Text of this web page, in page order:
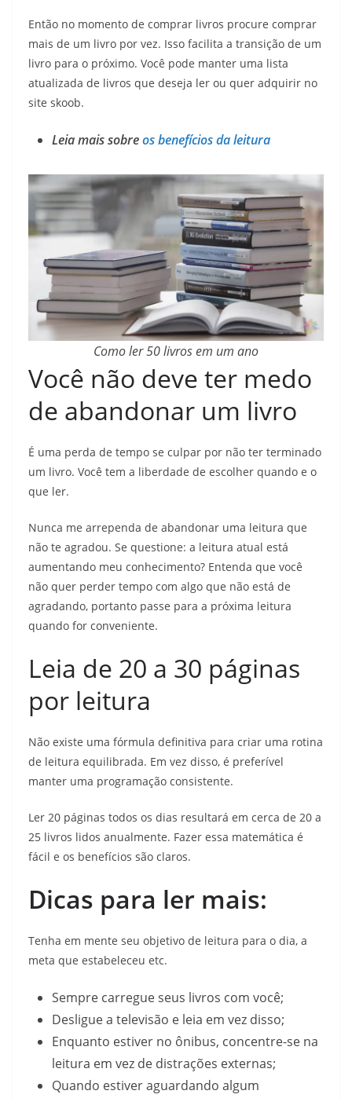
Então no momento de comprar livros procure comprar
mais de um livro por vez. Isso facilita a transição de um
livro para o próximo. Você pode manter uma lista
atualizada de livros que deseja ler ou quer adquirir no
site skoob.
Leia mais sobreos benefícios da leitura
Como ler 50 livros em um ano
Você não deve ter medo
de abandonar um livro
É uma perda de tempo se culpar por não ter terminado
um livro. Você tem a liberdade de escolher quando e o
que ler.
Nunca me arrependa de abandonar uma leitura que
não te agradou. Se questione: a leitura atual está
aumentando meu conhecimento? Entenda que você
não quer perder tempo com algo que não está de
agradando, portanto passe para a próxima leitura
quando for conveniente.
Leia de 20 a 30 páginas
por leitura
Não existe uma fórmula definitiva para criar uma rotina
de leitura equilibrada. Em vez disso, é preferível
manter uma programação consistente.
Ler 20 páginas todos os dias resultará em cerca de 20 a
25 livros lidos anualmente. Fazer essa matemática é
fácil e os benefícios são claros.
Dicas para ler mais:
Tenha em mente seu objetivo de leitura para o dia, a
meta que estabeleceu etc.
Sempre carregue seus livros com você;
Desligue a televisão e leia em vez disso;
Enquanto estiver no ônibus, concentre-se na
leitura em vez de distrações externas;
Quando estiver aguardando algum